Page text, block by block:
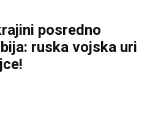
posredno
ruska vojska uri